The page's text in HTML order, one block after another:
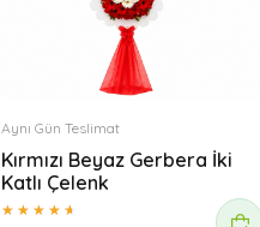
Aynı Gün Teslimat
Kırmızı Beyaz Gerbera İki
Katlı Çelenk